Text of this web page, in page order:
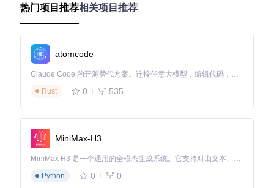
如何在3分钟内获得463种专业配色方案
传统方法需要访问多个网站手动下载配色文件，平均耗时25分
钟且格式兼容性无法保证。使用iTerm2-Color-Schemes则只
需两步：
工具方法
擎查找配
色方案
2. 手动筛
选可用格
式
载导入iT
e.com/GitHub_Trending/it/iTerm2-Col
or-Schemes
2. 直接导入schemes目录下所有.itermcolors
文件
热门项目推荐相关项目推荐
atomcode
Claude Code 的开源替代方案。连接任意大模型，编辑代码，运行命令，自动验证 — 全自动执行。用 Rust 构建，极致性能。 ｜ An open-source alternative to Claude Code. Connect any LLM, edit code, run commands, and verify changes — autonomously. Built in Rust for speed. Get Started
Rust
0 535
MiniMax-H3
MiniMax H3 是一个通用的全模态生成系统。它支持对由文本、图像、视频和音频组成的多模态上下文进行统一理解，并能生成分辨率高达 2K、时长可达 15 秒的带原生立体声音频的视频。得益于面向任务泛化的系统设计，H3 在预训练阶段就已具备广泛的多模态上下文理解与生成能力，能够出色地执行复杂的多模态指令。
Python
0 0